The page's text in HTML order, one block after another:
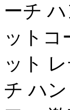
ーチ
ットコ
ット
チ ハ